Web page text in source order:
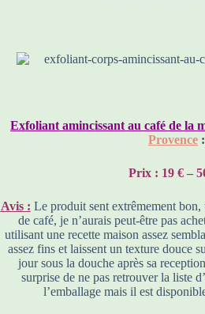
Exfoliant amincissant au café de la
Provence :
Prix : 19 € –
Avis : Le produit sent extrêmement
de café, je n’aurais peut-être pas
utilisant une recette maison assez
assez fins et laissent un texture douce
jour sous la douche après sa
surprise de ne pas retrouver la liste
l’emballage mais il est